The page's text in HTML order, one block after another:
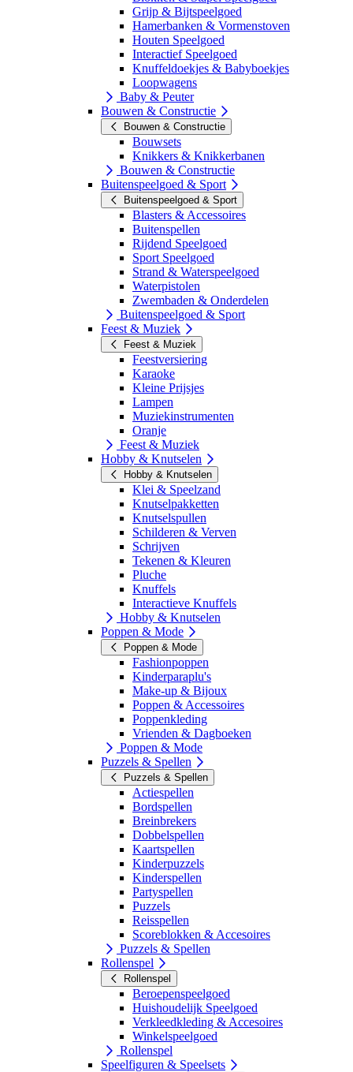
Grijp & Bijtspeelgoed
Hamerbanken & Vormenstoven
Houten Speelgoed
Interactief Speelgoed
Knuffeldoekjes & Babyboekjes
Loopwagens
Baby & Peuter
Bouwen & Constructie
Bouwen & Constructie
Bouwsets
Knikkers & Knikkerbanen
Bouwen & Constructie
Buitenspeelgoed & Sport
Buitenspeelgoed & Sport
Blasters & Accessoires
Buitenspellen
Rijdend Speelgoed
Sport Speelgoed
Strand & Waterspeelgoed
Waterpistolen
Zwembaden & Onderdelen
Buitenspeelgoed & Sport
Feest & Muziek
Feest & Muziek
Feestversiering
Karaoke
Kleine Prijsjes
Lampen
Muziekinstrumenten
Oranje
Feest & Muziek
Hobby & Knutselen
Hobby & Knutselen
Klei & Speelzand
Knutselpakketten
Knutselspullen
Schilderen & Verven
Schrijven
Tekenen & Kleuren
Pluche
Knuffels
Interactieve Knuffels
Hobby & Knutselen
Poppen & Mode
Poppen & Mode
Fashionpoppen
Kinderparaplu's
Make-up & Bijoux
Poppen & Accessoires
Poppenkleding
Vrienden & Dagboeken
Poppen & Mode
Puzzels & Spellen
Puzzels & Spellen
Actiespellen
Bordspellen
Breinbrekers
Dobbelspellen
Kaartspellen
Kinderpuzzels
Kinderspellen
Partyspellen
Puzzels
Reisspellen
Scoreblokken & Accesoires
Puzzels & Spellen
Rollenspel
Rollenspel
Beroepenspeelgoed
Huishoudelijk Speelgoed
Verkleedkleding & Accesoires
Winkelspeelgoed
Rollenspel
Speelfiguren & Speelsets